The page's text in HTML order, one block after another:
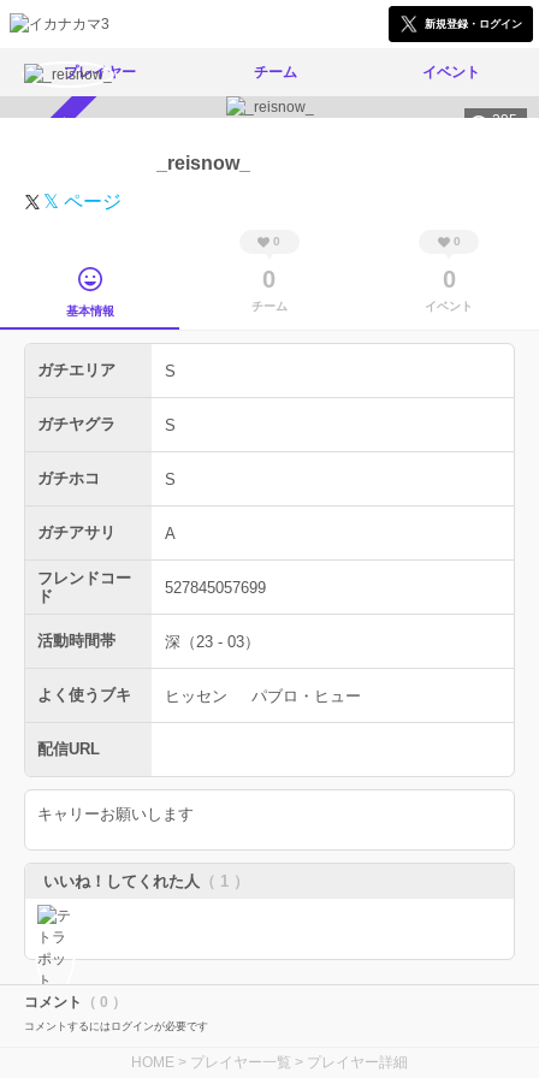
新規登録・ログイン
プレイヤー チーム イベント
295
_reisnow_
𝕏 ページ
基本情報
0
0
チーム
0
0
イベント
ガチエリア S
ガチヤグラ S
ガチホコ S
ガチアサリ A
フレンドコー
ド
527845057699
活動時間帯 深（23 - 03）
よく使うブキ ヒッセン パブロ・ヒュー
配信URL
キャリーお願いします
いいね！してくれた人 （ 1 ）
コメント （ 0 ）
コメントするにはログインが必要です
HOME > プレイヤー一覧 > プレイヤー詳細